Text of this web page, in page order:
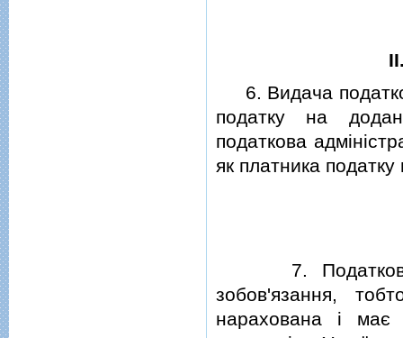
6. Видача
податку на
податкова
як платника
7. Податковий
зобов'язання,
нарахована i має